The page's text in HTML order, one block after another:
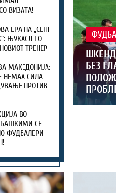
ВИЗАТА!
ЕРА НА „СЕНТ
ЊУКАСЛ ГО
ТРЕНЕР
МАКЕДОНИЈА:
НЕМАА СИЛА
ПРОТИВ
ВО
СЕ
ФУДБАЛЕРИ
БЕЗ